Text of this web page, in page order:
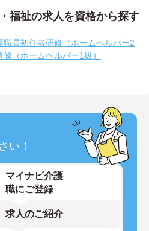
福祉の求人を資格から探す
職員初任者研修（ホームヘルパー2
修（ホームヘルパー1級）
い！
マイナビ介護
職にご登録
求人のご紹介